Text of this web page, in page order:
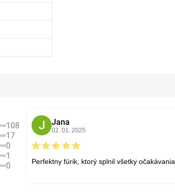
108
17
0
1
0
J Jana
02. 01. 2025
Perfektny fúrik, ktorý splnil všetky očakávania.